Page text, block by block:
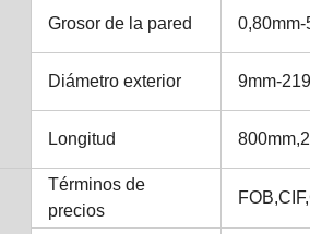
Grosor de la pared 0,80mm-
Diámetro exterior 9mm-
Longitud
Términos de
precios